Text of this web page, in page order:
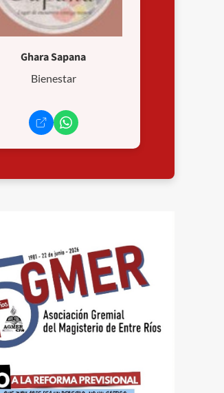
Ghara Sapana
Bienestar